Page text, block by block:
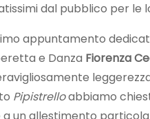
dal pubblico per le
appuntamento
e Danza Fiorenza
Pipistrelloabbiamo
a un allestimento